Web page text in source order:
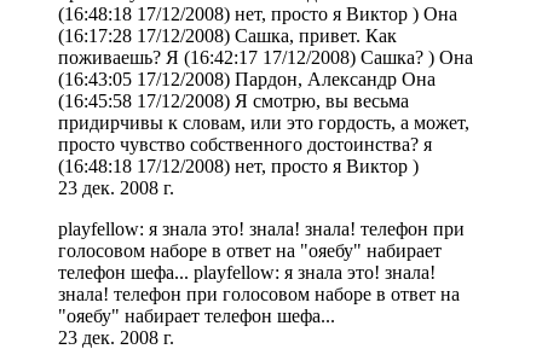
(16:48:18 17/12/2008) нет, просто я Виктор ) Она
(16:17:28 17/12/2008) Сашка, привет. Как
поживаешь? Я (16:42:17 17/12/2008) Сашка? ) Она
(16:43:05 17/12/2008) Пардон, Александр Она
(16:45:58 17/12/2008) Я смотрю, вы весьма
придирчивы к словам, или это гордость, а может,
просто чувство собственного достоинства? я
(16:48:18 17/12/2008) нет, просто я Виктор )
23 дек. 2008 г.
playfellow: я знала это! знала! знала! телефон при
голосовом наборе в ответ на "ояебу" набирает
телефон шефа... playfellow: я знала это! знала!
знала! телефон при голосовом наборе в ответ на
"ояебу" набирает телефон шефа...
23 дек. 2008 г.